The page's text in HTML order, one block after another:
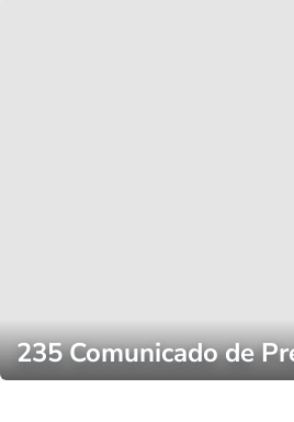
235 Comunicado de